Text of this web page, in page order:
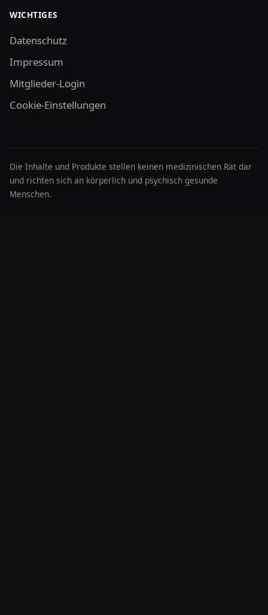
WICHTIGES
Datenschutz
Impressum
Mitglieder-Login
Cookie-Einstellungen
Die Inhalte und Produkte stellen keinen medizinischen Rat dar
und richten sich an körperlich und psychisch gesunde
Menschen.